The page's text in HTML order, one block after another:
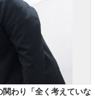
わり「全く考えていな